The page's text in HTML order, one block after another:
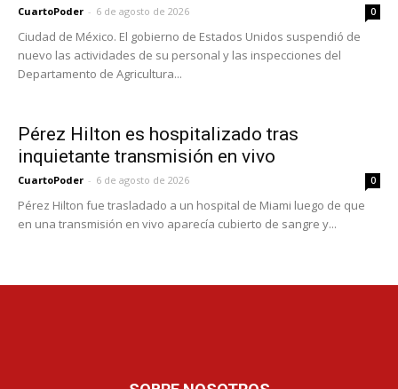
CuartoPoder - 6 de agosto de 2026 0
Ciudad de México. El gobierno de Estados Unidos suspendió de
nuevo las actividades de su personal y las inspecciones del
Departamento de Agricultura...
Pérez Hilton es hospitalizado tras
inquietante transmisión en vivo
CuartoPoder - 6 de agosto de 2026 0
Pérez Hilton fue trasladado a un hospital de Miami luego de que
en una transmisión en vivo aparecía cubierto de sangre y...